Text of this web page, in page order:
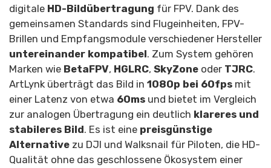
digitale HD-Bildübertragung für FPV. Dank des
gemeinsamen Standards sind Flugeinheiten, FPV-
Brillen und Empfangsmodule verschiedener Hersteller
untereinander kompatibel. Zum System gehören
Marken wie BetaFPV, HGLRC, SkyZone oder TJRC.
ArtLynk überträgt das Bild in 1080p bei 60fps mit
einer Latenz von etwa 60ms und bietet im Vergleich
zur analogen Übertragung ein deutlich klareres und
stabileres Bild. Es ist eine preisgünstige
Alternative zu DJI und Walksnail für Piloten, die HD-
Qualität ohne das geschlossene Ökosystem einer